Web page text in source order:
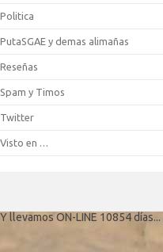
Politica
PutaSGAE y demas alimañas
Reseñas
Spam y Timos
Twitter
Visto en …
Y llevamos ON-LINE 10854 días...